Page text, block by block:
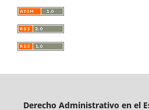
Derecho Administrativo en el